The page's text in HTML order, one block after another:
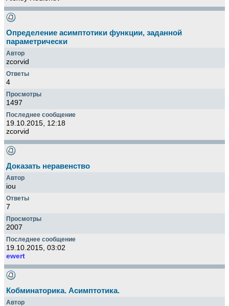
Определение асимптотики функции, заданной
параметрически
zcorvid
4
1497
19.10.2015, 12:18
zcorvid
Доказать неравенство
iou
7
2007
19.10.2015, 03:02
ewert
Кобминаторика. Асимптотика.